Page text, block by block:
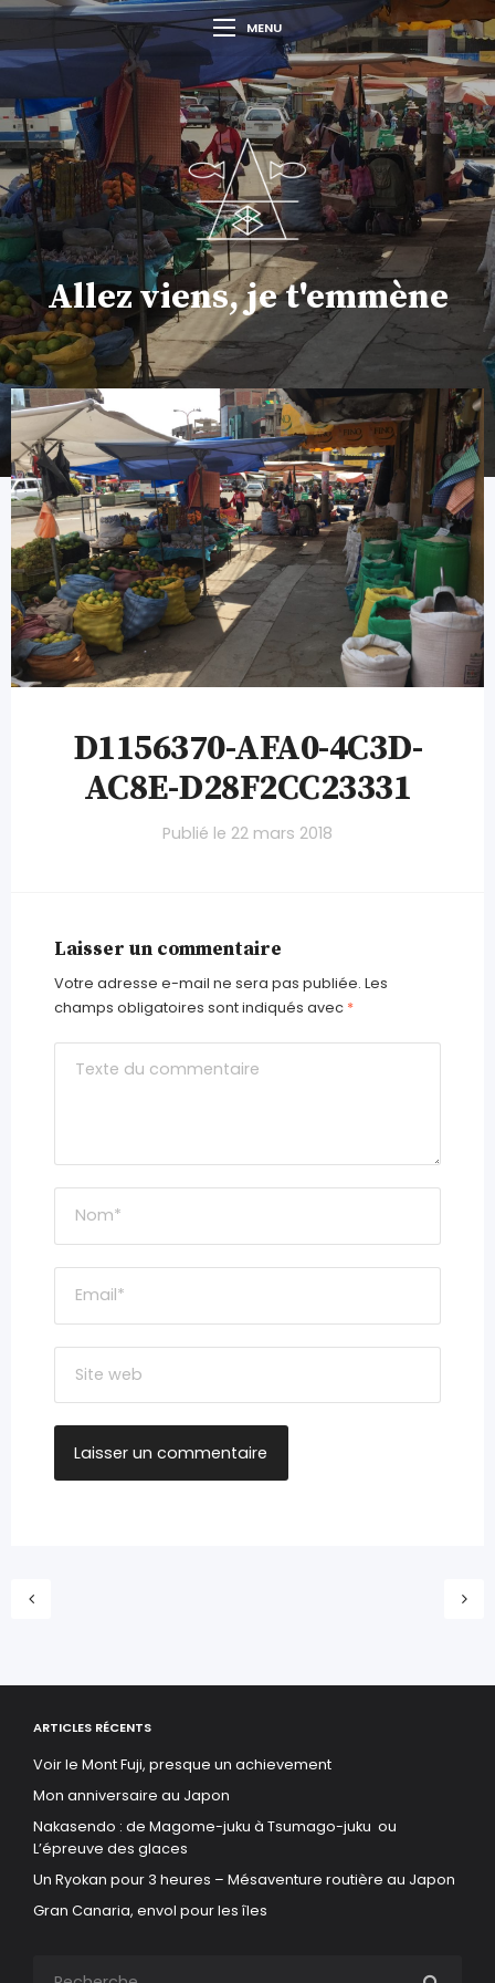
MENU
Allez viens, je t'emmène
D1156370-AFA0-4C3D-
AC8E-D28F2CC23331
Publié le 22 mars 2018
Laisser un commentaire
Votre adresse e-mail ne sera pas publiée. Les
champs obligatoires sont indiqués avec *
ARTICLES RÉCENTS
Voir le Mont Fuji, presque un achievement
Mon anniversaire au Japon
Nakasendo : de Magome-juku à Tsumago-juku ou
L’épreuve des glaces
Un Ryokan pour 3 heures – Mésaventure routière au Japon
Gran Canaria, envol pour les îles